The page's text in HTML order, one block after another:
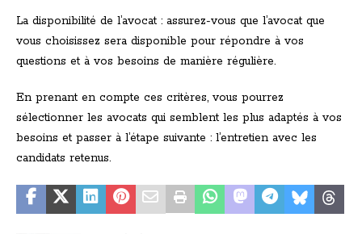
La disponibilité de l’avocat : assurez-vous que l’avocat que
vous choisissez sera disponible pour répondre à vos
questions et à vos besoins de manière régulière.
En prenant en compte ces critères, vous pourrez
sélectionner les avocats qui semblent les plus adaptés à vos
besoins et passer à l’étape suivante : l’entretien avec les
candidats retenus.